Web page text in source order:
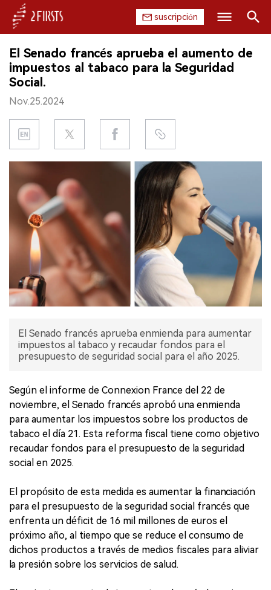
suscripción
INICIO
EMPRESA
PRODUCTO
REGULACIÓN
CHINA
DATOS
EXPOSICIÓN
ENTREVISTA
Buscar
El Senado francés aprueba el aumento de
impuestos al tabaco para la Seguridad
Social.
Nov.25.2024
El Senado francés aprueba enmienda para aumentar
impuestos al tabaco y recaudar fondos para el
presupuesto de seguridad social para el año 2025.
Según el informe de Connexion France del 22 de
noviembre, el Senado francés aprobó una enmienda
para aumentar los impuestos sobre los productos de
tabaco el día 21. Esta reforma fiscal tiene como objetivo
recaudar fondos para el presupuesto de la seguridad
social en 2025.
El propósito de esta medida es aumentar la financiación
para el presupuesto de la seguridad social francés que
enfrenta un déficit de 16 mil millones de euros el
próximo año, al tiempo que se reduce el consumo de
dichos productos a través de medios fiscales para aliviar
la presión sobre los servicios de salud.